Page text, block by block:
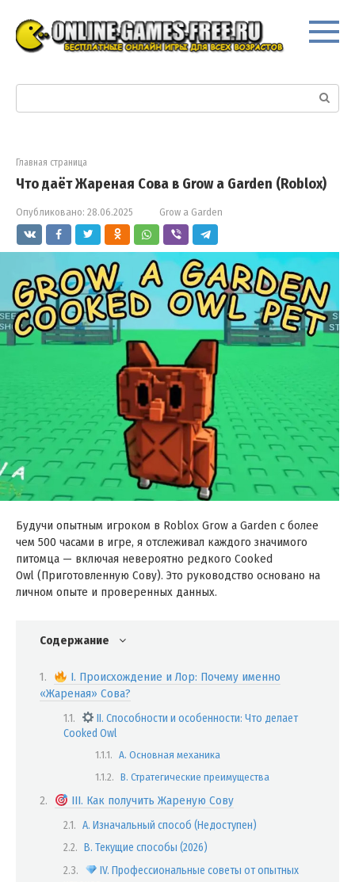
контенту
Поиск:
Главная страница
Что даёт Жареная Сова в Grow a Garden (Roblox)
Опубликовано: 28.06.2025 Grow a Garden
Будучи опытным игроком в Roblox Grow a Garden с более
чем 500 часами в игре, я отслеживал каждого значимого
питомца — включая невероятно редкого Cooked
Owl (Приготовленную Сову). Это руководство основано на
личном опыте и проверенных данных.
Содержание
I. Происхождение и Лор: Почему именно
«Жареная» Сова?
II. Способности и особенности: Что делает
Cooked Owl
A. Основная механика
B. Стратегические преимущества
III. Как получить Жареную Сову
A. Изначальный способ (Недоступен)
B. Текущие способы (2026)
IV. Профессиональные советы от опытных